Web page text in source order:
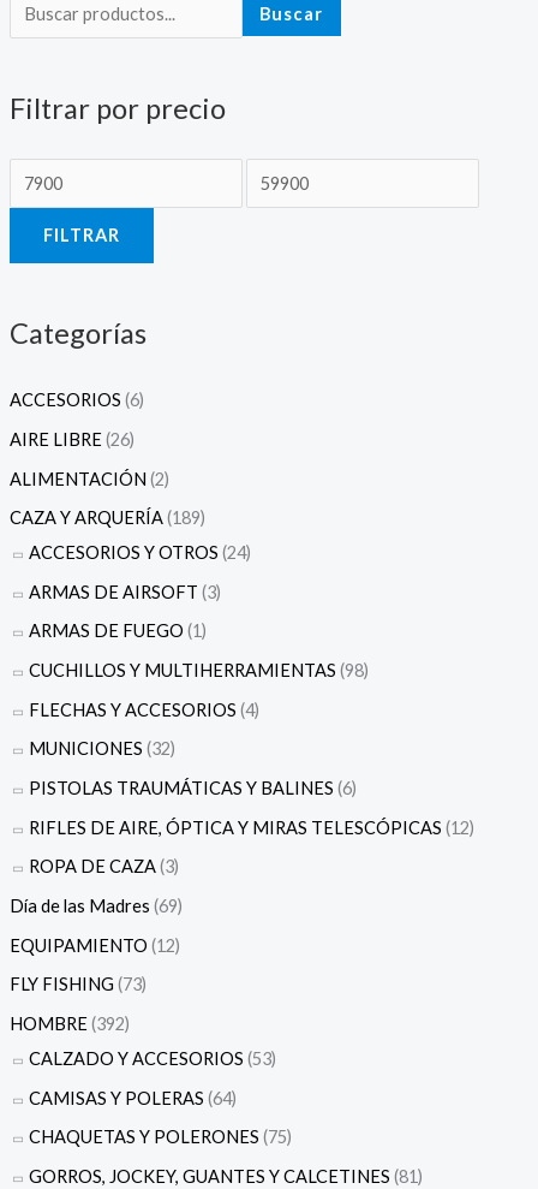
Buscar
Filtrar por precio
e
í
m
e
á
FILTRAR
Categorías
ACCESORIOS (6)
AIRE LIBRE(26)
ALIMENTACIÓN (2)
CAZA Y ARQUERÍA(189)
ACCESORIOS Y OTROS (24)
ARMAS DE AIRSOFT (3)
ARMAS DE FUEGO (1)
CUCHILLOS Y MULTIHERRAMIENTAS (98)
FLECHAS Y ACCESORIOS (4)
MUNICIONES (32)
PISTOLAS TRAUMÁTICAS Y BALINES (6)
RIFLES DE AIRE, ÓPTICA Y MIRAS TELESCÓPICAS (12)
ROPA DE CAZA(3)
Día de las Madres (69)
EQUIPAMIENTO (12)
FLY FISHING (73)
HOMBRE(392)
CALZADO Y ACCESORIOS (53)
CAMISAS Y POLERAS (64)
CHAQUETAS Y POLERONES (75)
GORROS, JOCKEY, GUANTES Y CALCETINES (81)